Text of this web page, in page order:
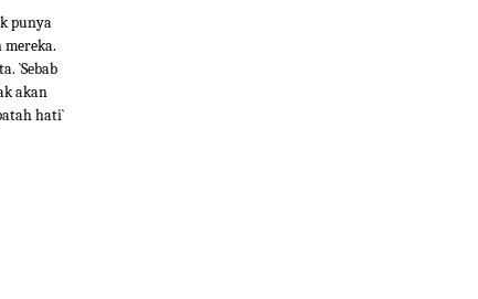
punya
`Sebab
akan
hati`